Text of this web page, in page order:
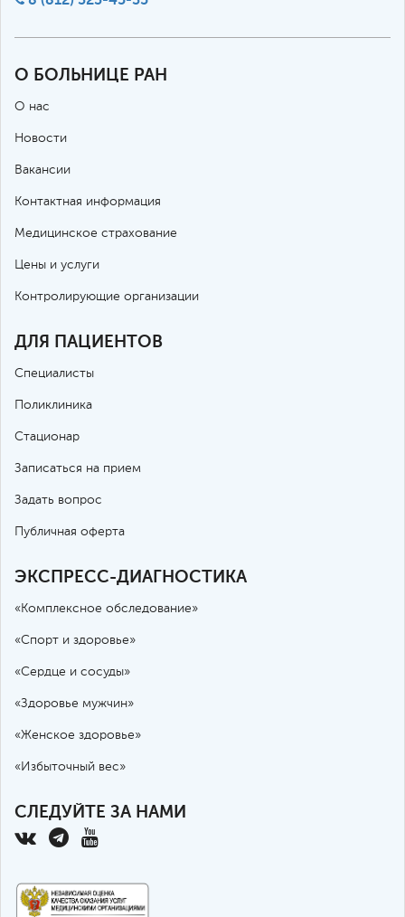
О БОЛЬНИЦЕ РАН
О нас
Новости
Вакансии
Контактная информация
Медицинское страхование
Цены и услуги
Контролирующие организации
ДЛЯ ПАЦИЕНТОВ
Специалисты
Поликлиника
Стационар
Записаться на прием
Задать вопрос
Публичная оферта
ЭКСПРЕСС-ДИАГНОСТИКА
«Комплексное обследование»
«Спорт и здоровье»
«Сердце и сосуды»
«Здоровье мужчин»
«Женское здоровье»
«Избыточный вес»
СЛЕДУЙТЕ ЗА НАМИ